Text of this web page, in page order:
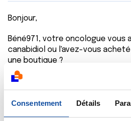
Consentement Détails
Bonjour,
Béné971, votre oncologue vous
canabidiol ou l'avez-vous
une boutique ?
Comment avez-vous été
concentration ?
J'aimerais en acheter pour ma
sommeil, anxiété, perte